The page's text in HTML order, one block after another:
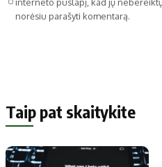
norėsiu parašyti komentarą.
Taip pat skaitykite